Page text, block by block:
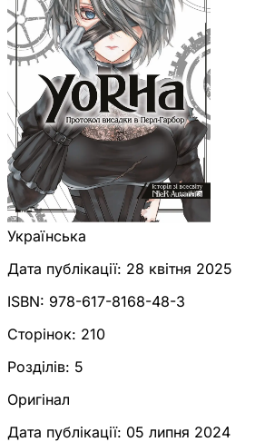
Українська
Дата публікації: 28 квітня 2025
ISBN: 978-617-8168-48-3
Сторінок: 210
Розділів: 5
Оригінал
Дата публікації: 05 липня 2024